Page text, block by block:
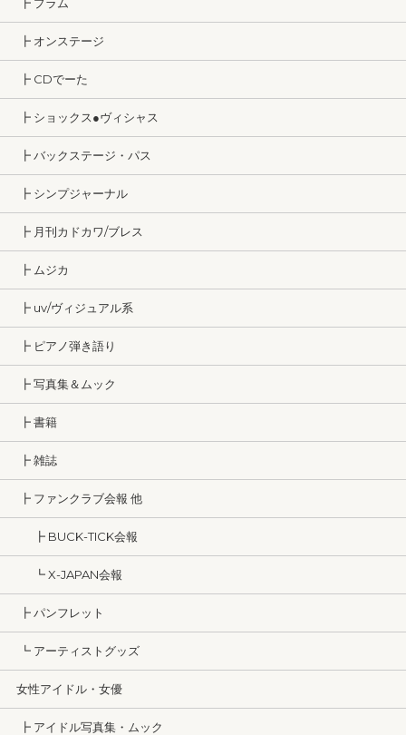
┣ オンステージ
┣ CDでーた
┣ ショックス●ヴィシャス
┣ バックステージ・パス
┣ シンプジャーナル
┣ 月刊カドカワ/ブレス
┣ ムジカ
┣ uv/ヴィジュアル系
┣ ピアノ弾き語り
┣ 写真集＆ムック
┣ 書籍
┣ 雑誌
┣ ファンクラブ会報 他
┣ BUCK-TICK会報
┗ X-JAPAN会報
┣ パンフレット
┗ アーティストグッズ
女性アイドル・女優
┣ アイドル写真集・ムック